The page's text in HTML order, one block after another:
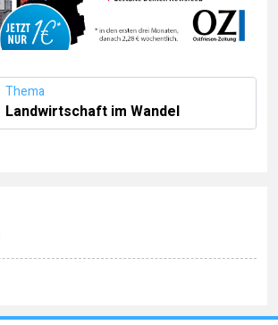
Thema
Landwirtschaft im Wandel